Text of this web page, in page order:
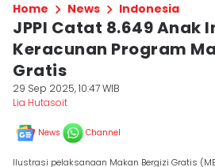
Home News Indonesia
JPPI Catat 8.649 Anak
Keracunan Program
Gratis
29 Sep 2025, 10:47 WIB
Lia Hutasoit
News Channel
Ilustrasi pelaksanaan Makan Bergizi Gratis